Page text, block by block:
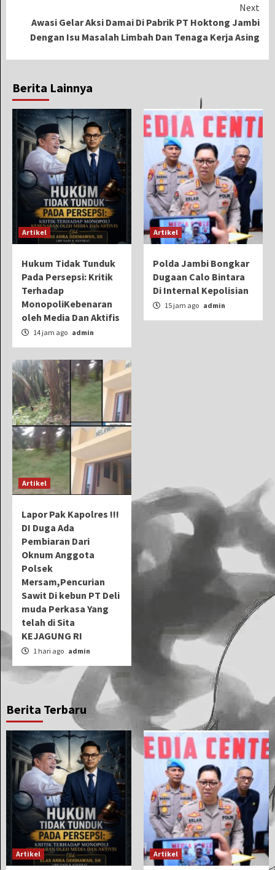
Next
Awasi Gelar Aksi Damai Di Pabrik PT Hoktong Jambi
Dengan Isu Masalah Limbah Dan Tenaga Kerja Asing
Berita Lainnya
Artikel
Hukum Tidak Tunduk
Pada Persepsi: Kritik
Terhadap
MonopoliKebenaran
oleh Media Dan Aktifis
14 jam ago admin
Artikel
Polda Jambi Bongkar
Dugaan Calo Bintara
Di Internal Kepolisian
15 jam ago admin
Artikel
Lapor Pak Kapolres !!!
DI Duga Ada
Pembiaran Dari
Oknum Anggota
Polsek
Mersam,Pencurian
Sawit Di kebun PT Deli
muda Perkasa Yang
telah di Sita
KEJAGUNG RI
1 hari ago admin
Berita Terbaru
Artikel Artikel